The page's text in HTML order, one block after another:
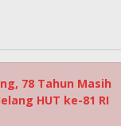
78 Tahun Masih
HUT ke-81 RI